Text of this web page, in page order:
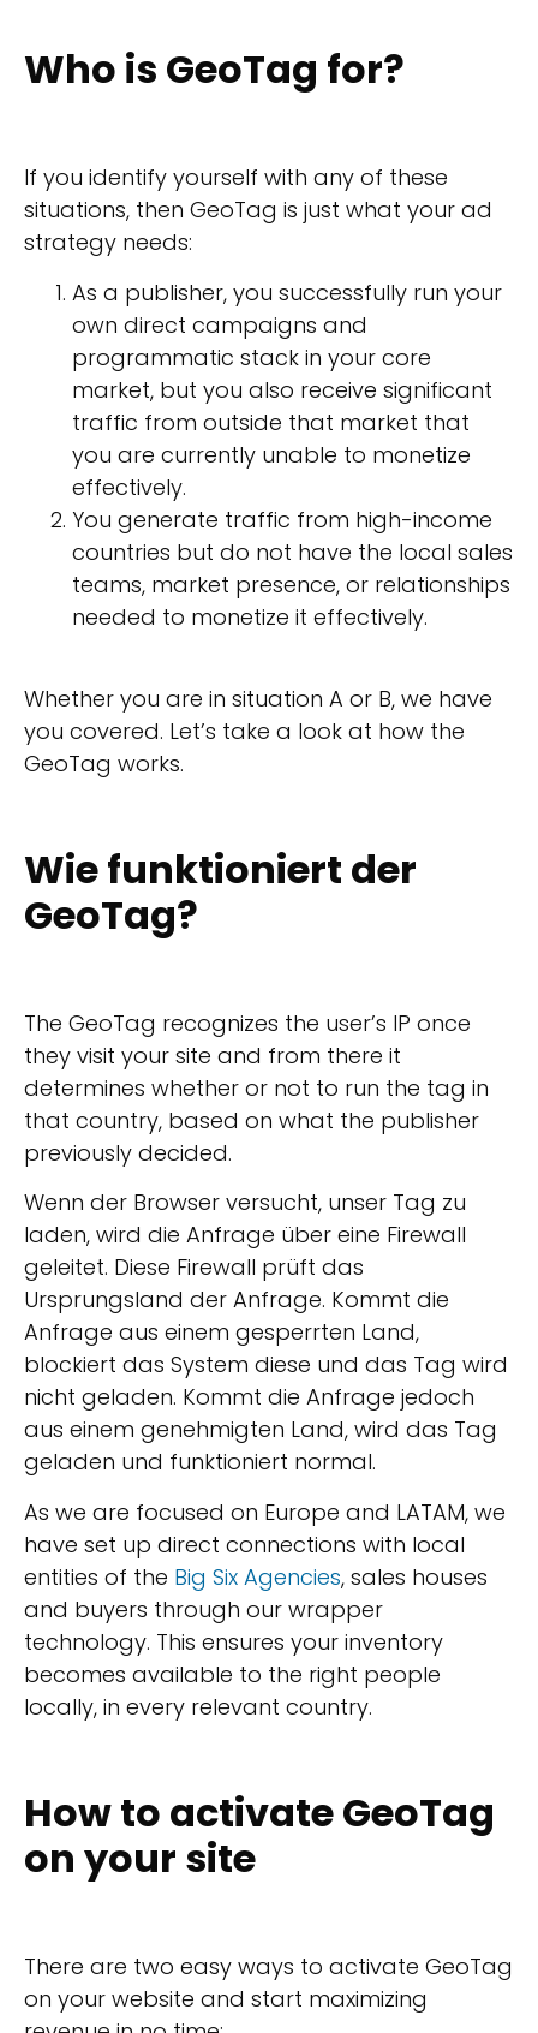
Who is GeoTag for?
If you identify yourself with any of these
situations, then GeoTag is just what your ad
strategy needs:
As a publisher, you successfully run your
own direct campaigns and
programmatic stack in your core
market, but you also receive significant
traffic from outside that market that
you are currently unable to monetize
effectively.
You generate traffic from high-income
countries but do not have the local sales
teams, market presence, or relationships
needed to monetize it effectively.
Whether you are in situation A or B, we have
you covered. Let’s take a look at how the
GeoTag works.
Wie funktioniert der
GeoTag?
The GeoTag recognizes the user’s IP once
they visit your site and from there it
determines whether or not to run the tag in
that country, based on what the publisher
previously decided.
Wenn der Browser versucht, unser Tag zu
laden, wird die Anfrage über eine Firewall
geleitet. Diese Firewall prüft das
Ursprungsland der Anfrage. Kommt die
Anfrage aus einem gesperrten Land,
blockiert das System diese und das Tag wird
nicht geladen. Kommt die Anfrage jedoch
aus einem genehmigten Land, wird das Tag
geladen und funktioniert normal.
As we are focused on Europe and LATAM, we
have set up direct connections with local
entities of the Big Six Agencies, sales houses
and buyers through our wrapper
technology. This ensures your inventory
becomes available to the right people
locally, in every relevant country.
How to activate GeoTag
on your site
There are two easy ways to activate GeoTag
on your website and start maximizing